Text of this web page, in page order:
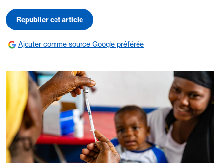
Republier cet article
Ajouter comme source Google préférée